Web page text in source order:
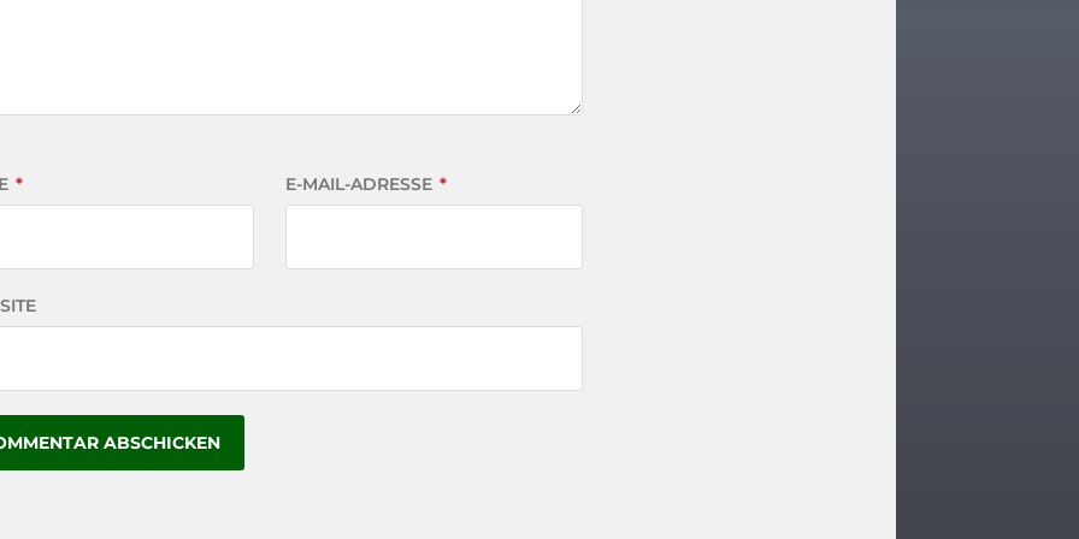
* E-MAIL-ADRESSE *